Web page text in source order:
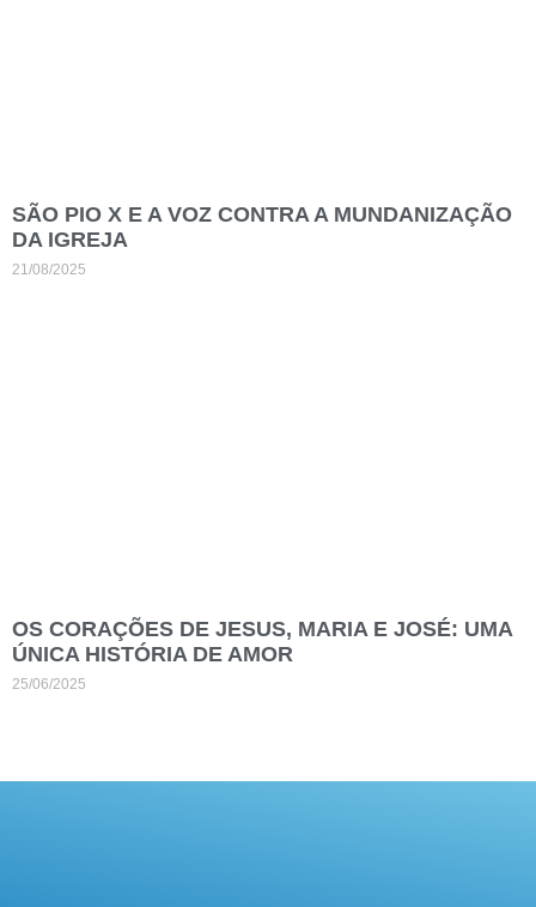
SÃO PIO X E A VOZ CONTRA A MUNDANIZAÇÃO
DA IGREJA
21/08/2025
OS CORAÇÕES DE JESUS, MARIA E JOSÉ: UMA
ÚNICA HISTÓRIA DE AMOR
25/06/2025